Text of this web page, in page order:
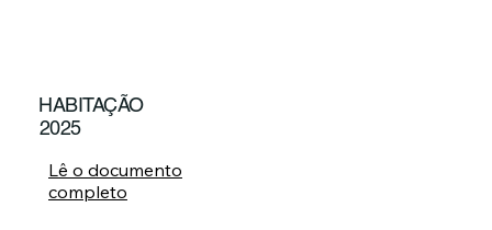
HABITAÇÃO
2025
Lê o documento
completo